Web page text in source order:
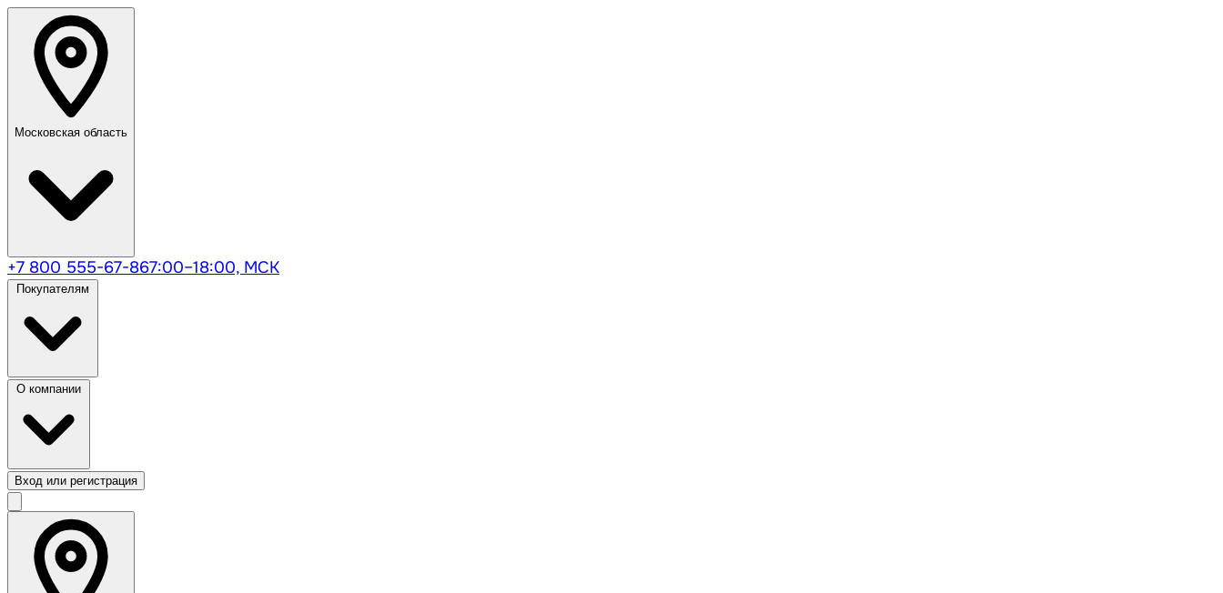
Московская область
+7 800 555-67-867:00–18:00, МСК
Вход или регистрация